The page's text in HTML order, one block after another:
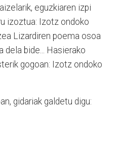
eguzkiaren izpi
izoztua: Izotz ondoko
Lizardiren poema osoa
dela bide... Hasierako
gogoan: Izotz ondoko
gidariak galdetu digu: